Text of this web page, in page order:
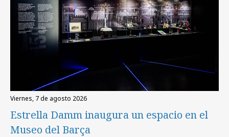
viernes, 7 de agosto 2026
Estrella Damm inaugura un espacio en el
Museo del Barça